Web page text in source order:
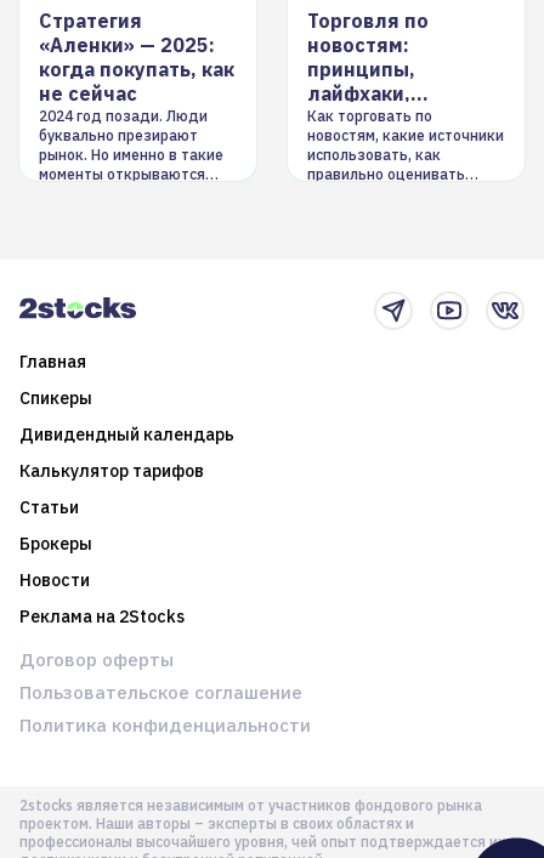
Стратегия
«Аленки» — 2025:
когда покупать, как
не сейчас
2024 год позади. Люди
буквально презирают
рынок. Но именно в такие
моменты открываются
Торговля по
новостям:
принципы,
лайфхаки,
инструменты
Как торговать по
новостям, какие источники
использовать, как
правильно оценивать
Главная
Спикеры
Дивидендный календарь
Калькулятор тарифов
Статьи
Брокеры
Новости
Реклама на 2Stocks
2stocks является независимым от участников фондового рынка
проектом. Наши авторы – эксперты в своих областях и
профессионалы высочайшего уровня, чей опыт подтверждается их
Договор оферты
Пользовательское соглашение
Политика конфиденциальности